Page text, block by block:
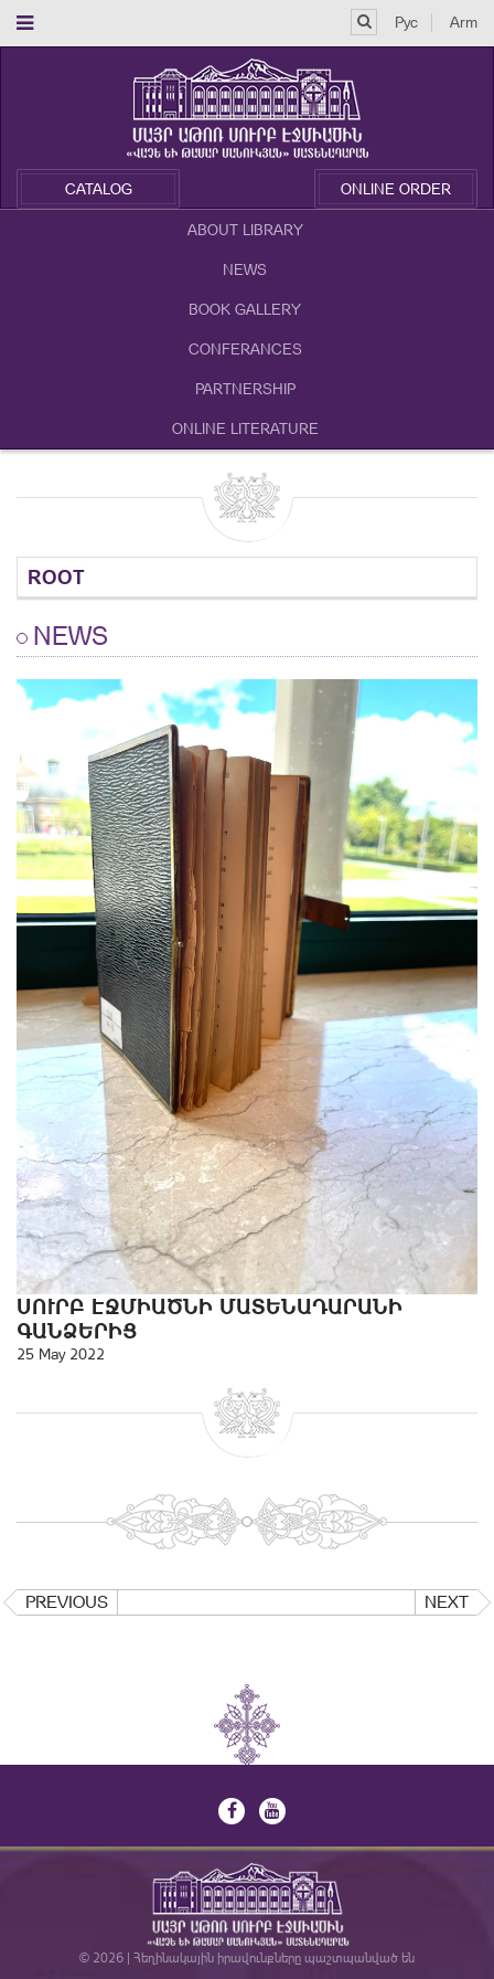
Рус Arm
CATALOG ONLINE ORDER
ABOUT LIBRARY
NEWS
BOOK GALLERY
CONFERANCES
PARTNERSHIP
ONLINE LITERATURE
ROOT
NEWS
ՍՈՒՐԲ ԷՋՄԻԱԾՆԻ ՄԱՏԵՆԱԴԱՐԱՆԻ
ԳԱՆՁԵՐԻՑ
25 May 2022
PREVIOUS NEXT
© 2026 | Հեղինակային իրավունքները պաշտպանված են